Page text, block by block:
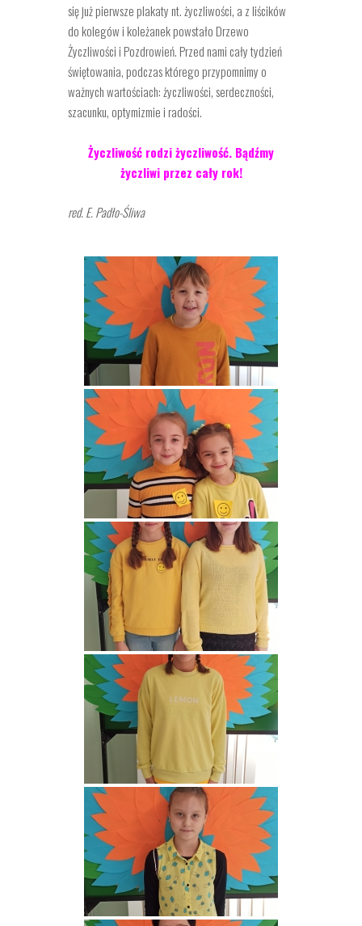
się już pierwsze plakaty nt. życzliwości, a z liścików
do kolegów i koleżanek powstało Drzewo
Życzliwości i Pozdrowień. Przed nami cały tydzień
świętowania, podczas którego przypomnimy o
ważnych wartościach: życzliwości, serdeczności,
szacunku, optymizmie i radości.
Życzliwość rodzi życzliwość. Bądźmy
życzliwi przez cały rok!
red. E. Padło-Śliwa